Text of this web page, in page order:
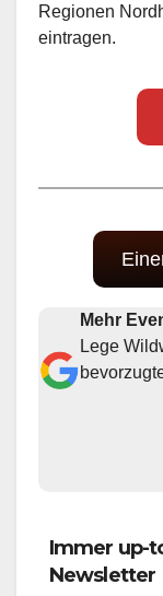
Regionen
eintragen.
Mehr
Lege
Immer up-
Newsletter